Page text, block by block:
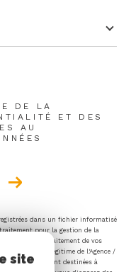
DE LA
ET DES
AU
dans un fichier informatisé
pour la gestion de la
du Traitement de vos
sur l'intérêt légitime de l'Agence /
et sont destinées à
site